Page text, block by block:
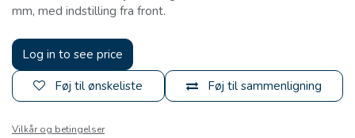
mm, med indstilling fra front.
Log in to see price
Føj til sammenligning
Føj til ønskeliste
Vilkår og betingelser